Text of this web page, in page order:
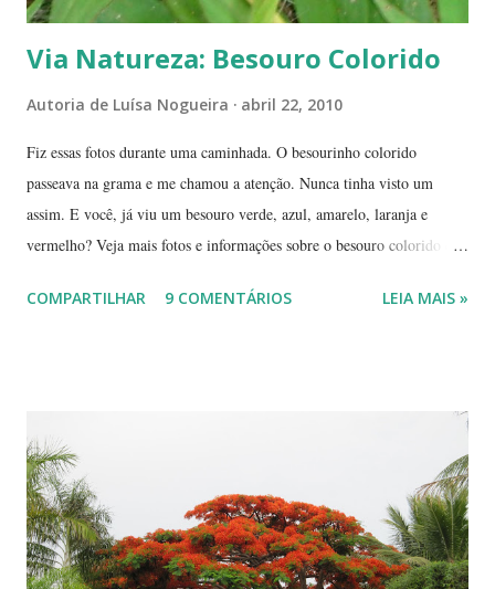
Via Natureza: Besouro Colorido
Autoria de Luísa Nogueira abril 22, 2010
Fiz essas fotos durante uma caminhada. O besourinho colorido
passeava na grama e me chamou a atenção. Nunca tinha visto um
assim. E você, já viu um besouro verde, azul, amarelo, laranja e
vermelho? Veja mais fotos e informações sobre o besouro colorido e a
Terra, aquele abraço! ------------ Dia da Terra - Veja aqui . -----------
COMPARTILHAR 9 COMENTÁRIOS LEIA MAIS »